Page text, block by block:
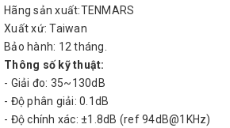
Hãng sản xuất:TENMARS
Xuất xứ: Taiwan
Bảo hành: 12 tháng.
Thông số kỹ thuật:
- Giải đo: 35~130dB
- Độ phân giải: 0.1dB
- Độ chính xác: ±1.8dB (ref 94dB@1KHz)